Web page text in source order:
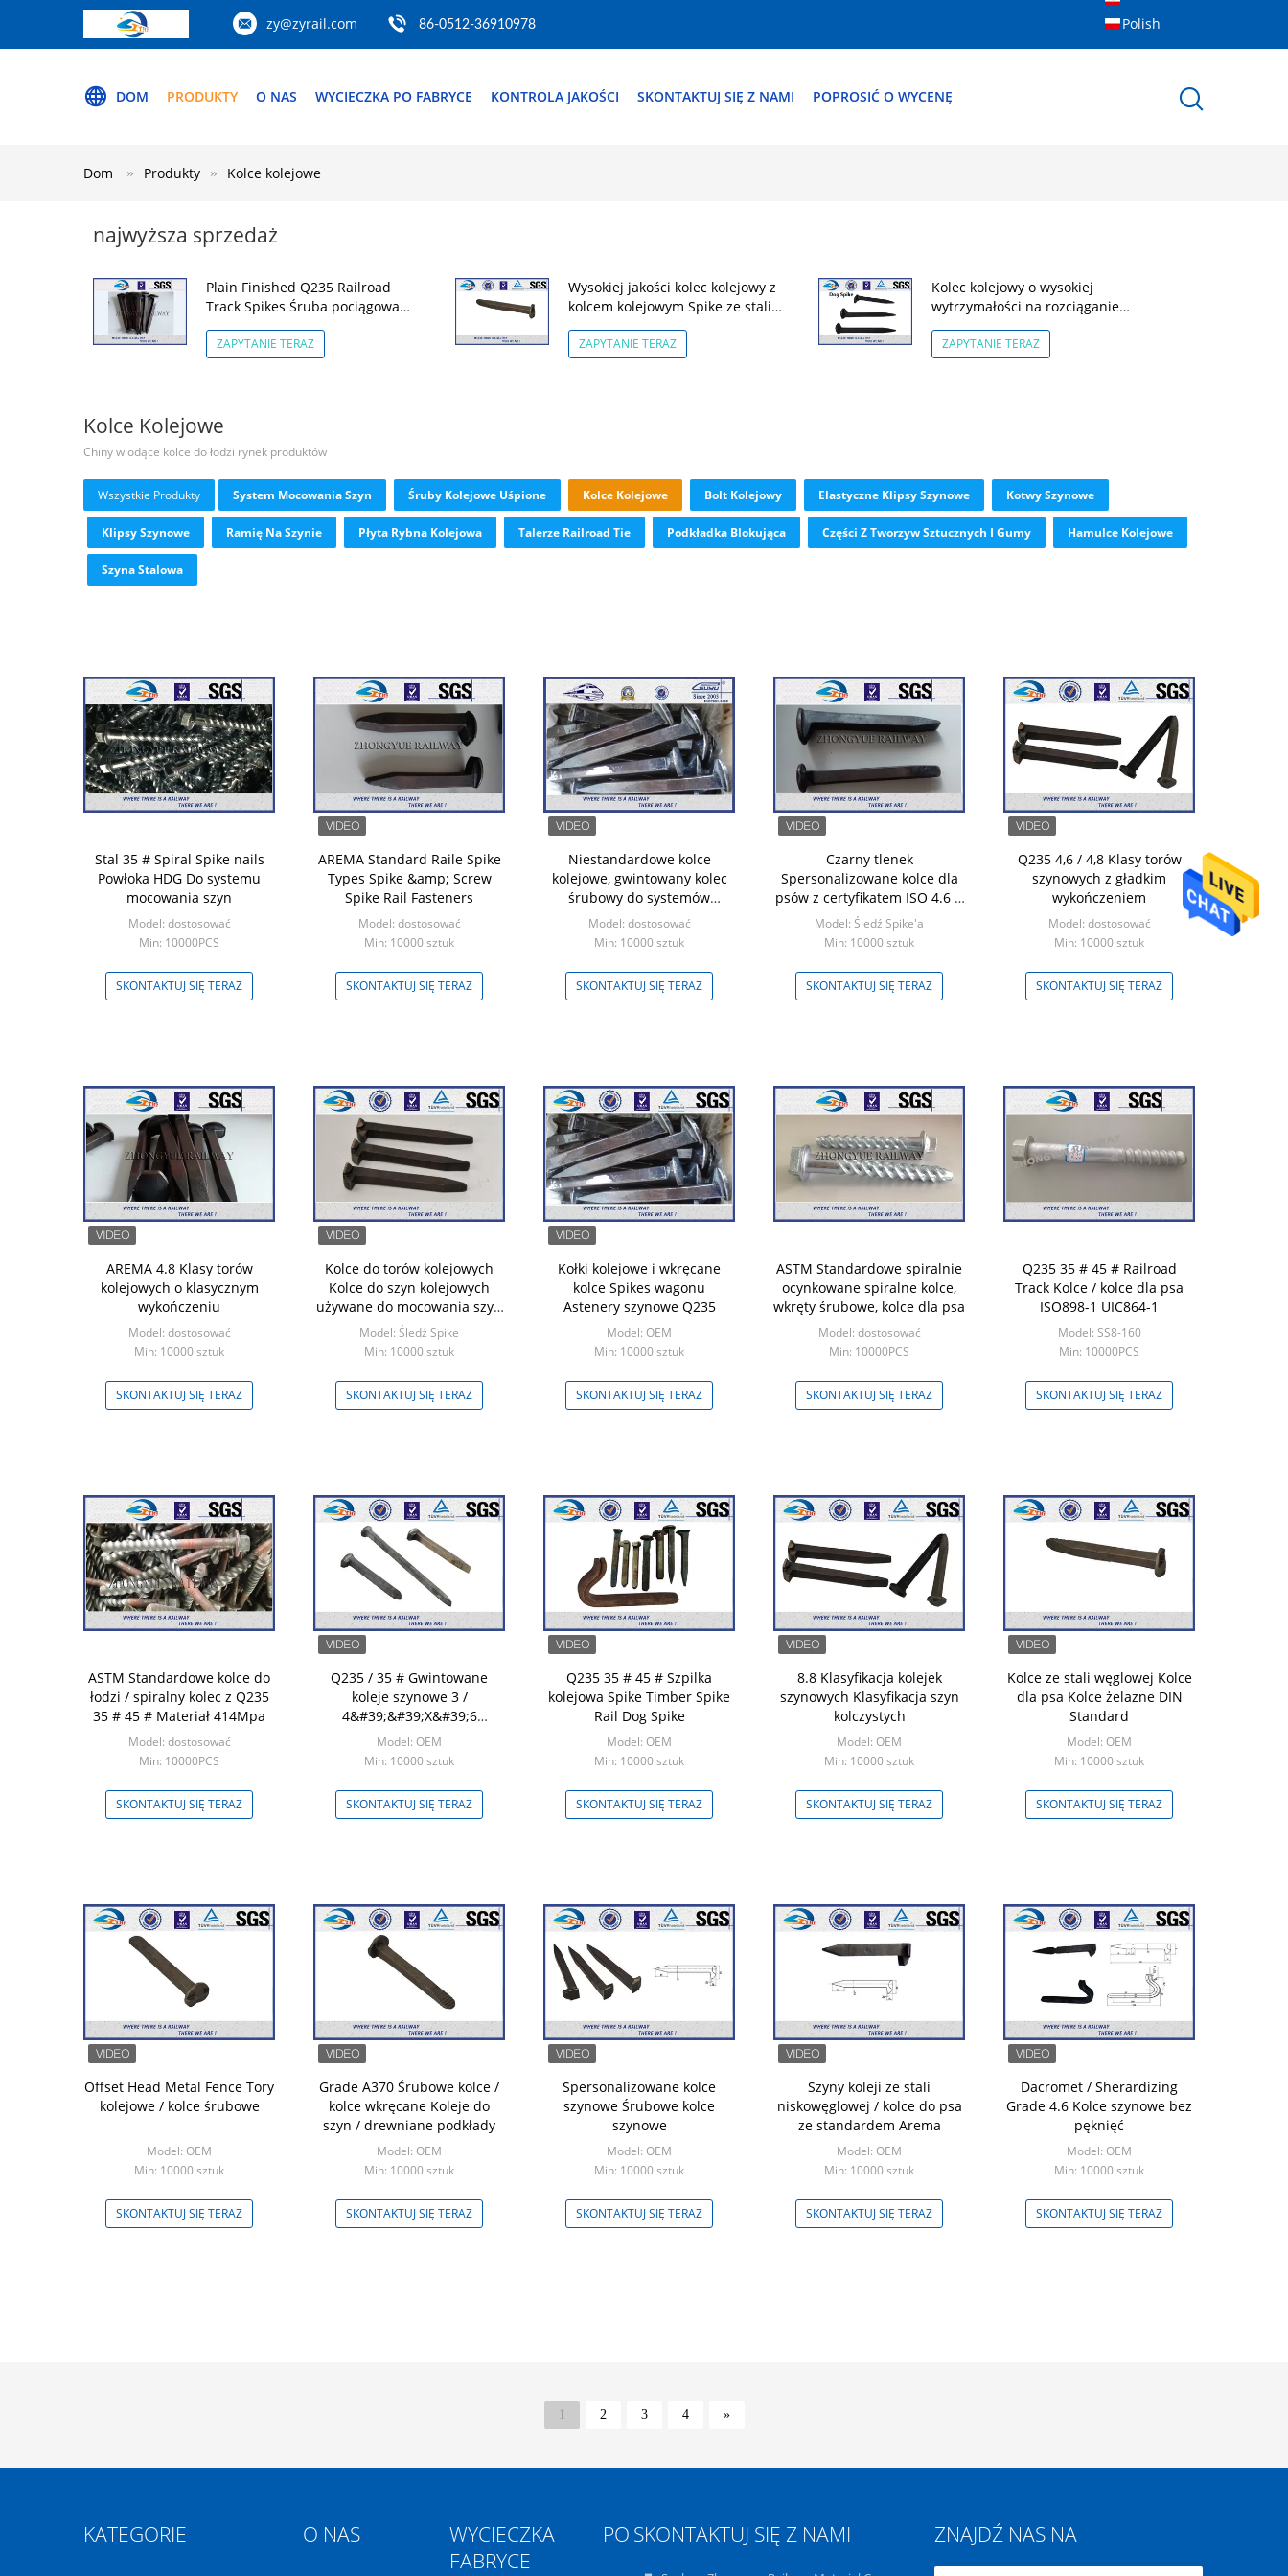
zy@zyrail.com 86-0512-36910978 Polish
DOM PRODUKTY O NAS WYCIECZKA PO FABRYCE KONTROLA JAKOŚCI SKONTAKTUJ SIĘ Z NAMI POPROSIĆ O WYCENĘ
Dom Produkty Kolce kolejowe
najwyższa sprzedaż
Plain Finished Q235 Railroad
Track Spikes Śruba pociągowa
Dog Spike For Rail Fastening
System
ZAPYTANIE TERAZ
Wysokiej jakości kolec kolejowy z
kolcem kolejowym Spike ze stali
węglowej Q235 Standard ASTM
5/8 "X6"
ZAPYTANIE TERAZ
Kolec kolejowy o wysokiej
wytrzymałości na rozciąganie
GOST DIN AREMA Standard
16x16x165mm
ZAPYTANIE TERAZ
Kolce Kolejowe
Chiny wiodące kolce do łodzi rynek produktów
Wszystkie Produkty System Mocowania Szyn Śruby Kolejowe Uśpione Kolce Kolejowe Bolt Kolejowy Elastyczne Klipsy Szynowe Kotwy Szynowe
Klipsy Szynowe Ramię Na Szynie Płyta Rybna Kolejowa Talerze Railroad Tie Podkładka Blokująca Części Z Tworzyw Sztucznych I Gumy Hamulce Kolejowe
Szyna Stalowa
Stal 35 # Spiral Spike nails
Powłoka HDG Do systemu
mocowania szyn
Model: dostosować
Min: 10000PCS
SKONTAKTUJ SIĘ TERAZ
AREMA Standard Raile Spike
Types Spike &amp; Screw
Spike Rail Fasteners
Model: dostosować
Min: 10000 sztuk
SKONTAKTUJ SIĘ TERAZ
Niestandardowe kolce
kolejowe, gwintowany kolec
śrubowy do systemów
mocowania szyn
Model: dostosować
Min: 10000 sztuk
SKONTAKTUJ SIĘ TERAZ
Czarny tlenek
Spersonalizowane kolce dla
psów z certyfikatem ISO 4.6 #
Materiał
Model: Śledź Spike'a
Min: 10000 sztuk
SKONTAKTUJ SIĘ TERAZ
Q235 4,6 / 4,8 Klasy torów
szynowych z gładkim
wykończeniem
Model: dostosować
Min: 10000 sztuk
SKONTAKTUJ SIĘ TERAZ
AREMA 4.8 Klasy torów
kolejowych o klasycznym
wykończeniu
Model: dostosować
Min: 10000 sztuk
SKONTAKTUJ SIĘ TERAZ
Kolce do torów kolejowych
Kolce do szyn kolejowych
używane do mocowania szyn
w systemie kolejowym
Model: Śledź Spike
Min: 10000 sztuk
SKONTAKTUJ SIĘ TERAZ
Kołki kolejowe i wkręcane
kolce Spikes wagonu
Astenery szynowe Q235
Model: OEM
Min: 10000 sztuk
SKONTAKTUJ SIĘ TERAZ
ASTM Standardowe spiralnie
ocynkowane spiralne kolce,
wkręty śrubowe, kolce dla psa
Model: dostosować
Min: 10000PCS
SKONTAKTUJ SIĘ TERAZ
Q235 35 # 45 # Railroad
Track Kolce / kolce dla psa
ISO898-1 UIC864-1
Model: SS8-160
Min: 10000PCS
SKONTAKTUJ SIĘ TERAZ
ASTM Standardowe kolce do
łodzi / spiralny kolec z Q235
35 # 45 # Materiał 414Mpa
Model: dostosować
Min: 10000PCS
SKONTAKTUJ SIĘ TERAZ
Q235 / 35 # Gwintowane
koleje szynowe 3 /
4&#39;&#39;X&#39;6
&#39;&#39; ISO9001 / SGS
Model: OEM
Min: 10000 sztuk
SKONTAKTUJ SIĘ TERAZ
Q235 35 # 45 # Szpilka
kolejowa Spike Timber Spike
Rail Dog Spike
Model: OEM
Min: 10000 sztuk
SKONTAKTUJ SIĘ TERAZ
8.8 Klasyfikacja kolejek
szynowych Klasyfikacja szyn
kolczystych
Model: OEM
Min: 10000 sztuk
SKONTAKTUJ SIĘ TERAZ
Kolce ze stali węglowej Kolce
dla psa Kolce żelazne DIN
Standard
Model: OEM
Min: 10000 sztuk
SKONTAKTUJ SIĘ TERAZ
Offset Head Metal Fence Tory
kolejowe / kolce śrubowe
Model: OEM
Min: 10000 sztuk
SKONTAKTUJ SIĘ TERAZ
Grade A370 Śrubowe kolce /
kolce wkręcane Koleje do
szyn / drewniane podkłady
Model: OEM
Min: 10000 sztuk
SKONTAKTUJ SIĘ TERAZ
Spersonalizowane kolce
szynowe Śrubowe kolce
szynowe
Model: OEM
Min: 10000 sztuk
SKONTAKTUJ SIĘ TERAZ
Szyny koleji ze stali
niskowęglowej / kolce do psa
ze standardem Arema
Model: OEM
Min: 10000 sztuk
SKONTAKTUJ SIĘ TERAZ
Dacromet / Sherardizing
Grade 4.6 Kolce szynowe bez
pęknięć
Model: OEM
Min: 10000 sztuk
SKONTAKTUJ SIĘ TERAZ
1 2 3 4 »
KATEGORIE O NAS
WYCIECZKA PO
FABRYCE
SKONTAKTUJ SIĘ Z NAMI ZNAJDŹ NAS NA